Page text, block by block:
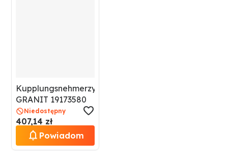
Kupplungsnehmerzylinder
GRANIT 19173580
Niedostępny
407,14 zł
Powiadom